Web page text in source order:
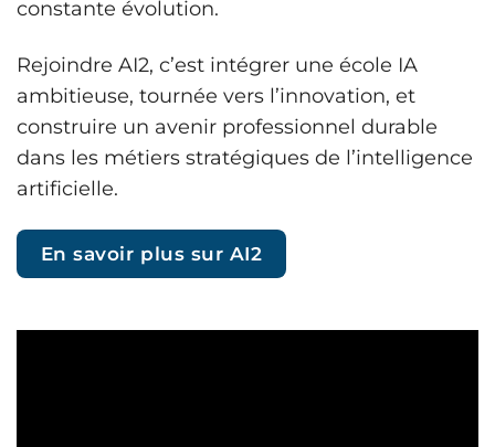
constante évolution.
Rejoindre AI2, c’est intégrer une école IA
ambitieuse, tournée vers l’innovation, et
construire un avenir professionnel durable
dans les métiers stratégiques de l’intelligence
artificielle.
En savoir plus sur AI2